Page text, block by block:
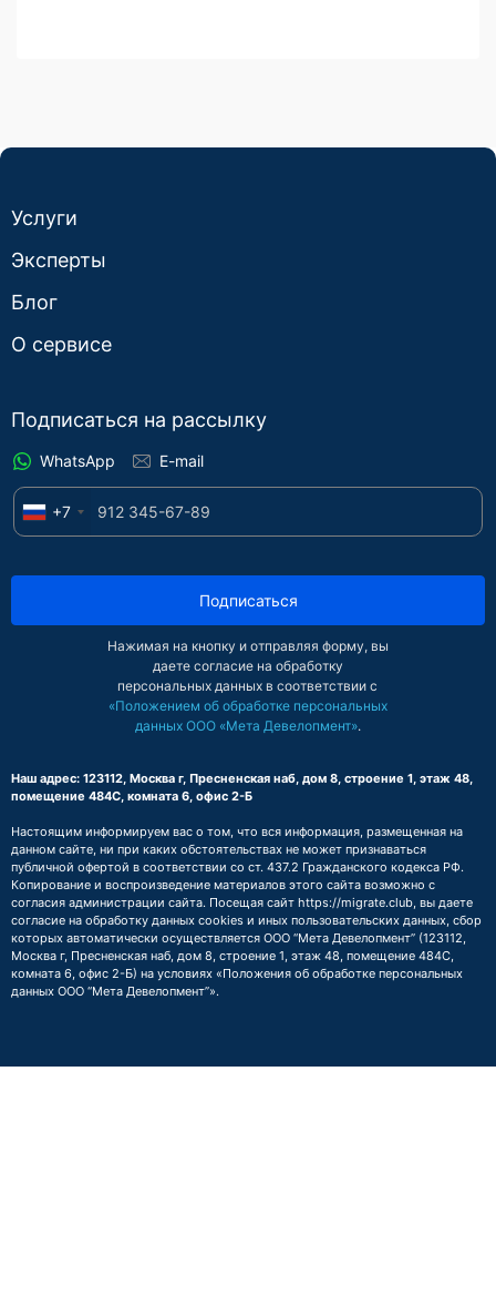
Услуги
Эксперты
Блог
О сервисе
Подписаться на рассылку
WhatsApp E-mail
+7
Подписаться
Нажимая на кнопку и отправляя форму, вы
даете согласие на обработку
персональных данных в соответствии с
«Положением об обработке персональных
данных ООО «Мета Девелопмент».
Наш адрес: 123112, Москва г, Пресненская наб, дом 8, строение 1, этаж 48,
помещение 484С, комната 6, офис 2-Б
Настоящим информируем вас о том, что вся информация, размещенная на
данном сайте, ни при каких обстоятельствах не может признаваться
публичной офертой в соответствии со ст. 437.2 Гражданского кодекса РФ.
Копирование и воспроизведение материалов этого сайта возможно с
согласия администрации сайта. Посещая сайт https://migrate.club, вы даете
согласие на обработку данных cookies и иных пользовательских данных, сбор
которых автоматически осуществляется ООО “Мета Девелопмент” (123112,
Москва г, Пресненская наб, дом 8, строение 1, этаж 48, помещение 484С,
комната 6, офис 2-Б) на условиях «Положения об обработке персональных
данных ООО “Мета Девелопмент”».